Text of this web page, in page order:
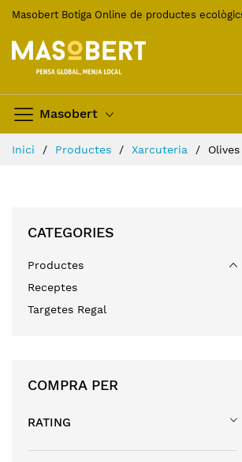
Skip
Content
Masobert Botiga Online de productes
Masobert
Inici Productes Xarcuteria Olives
CATEGORIES
Productes
Receptes
Targetes Regal
COMPRA PER
RATING